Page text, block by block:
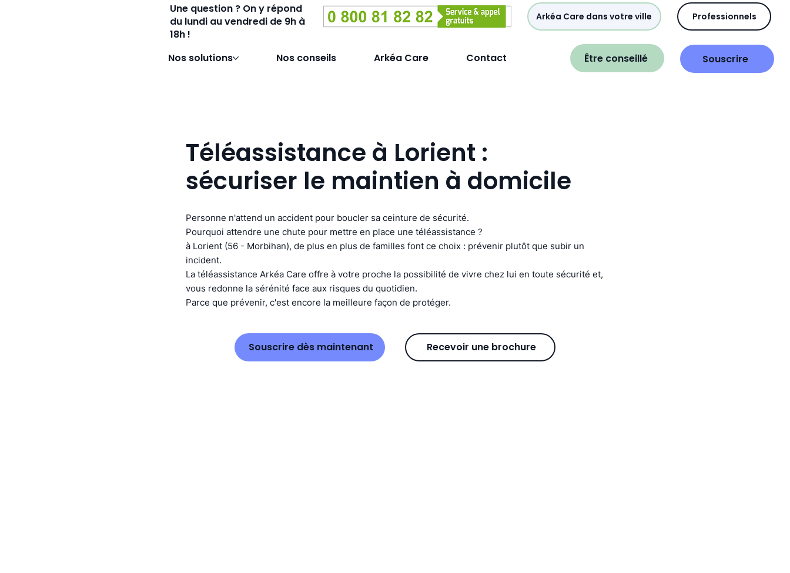
Une question ? On y répond
du lundi au vendredi de 9h à
18h !
Arkéa Care dans votre ville Professionnels
Nos solutions Nos conseils Arkéa Care Contact Être conseillé Souscrire
Téléassistance à Lorient :
sécuriser le maintien à domicile
Personne n'attend un accident pour boucler sa ceinture de sécurité.
Pourquoi attendre une chute pour mettre en place une téléassistance ?
à Lorient (56 - Morbihan), de plus en plus de familles font ce choix : prévenir plutôt que subir un
incident.
La téléassistance Arkéa Care offre à votre proche la possibilité de vivre chez lui en toute sécurité et,
vous redonne la sérénité face aux risques du quotidien.
Parce que prévenir, c'est encore la meilleure façon de protéger.
Souscrire dès maintenant Recevoir une brochure